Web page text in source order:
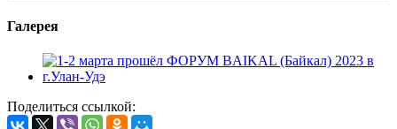
Галерея
Поделиться ссылкой: